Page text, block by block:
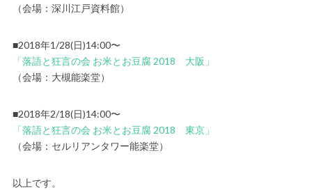
（会場：深川江戸資料館）
■2018年1/28(日)14:00〜
「落語と狂言の会 お米とお豆腐 2018 大阪」
（会場：大槻能楽堂）
■2018年2/18(日)14:00〜
「落語と狂言の会 お米とお豆腐 2018 東京」
（会場：セルリアンタワー能楽堂）
以上です。